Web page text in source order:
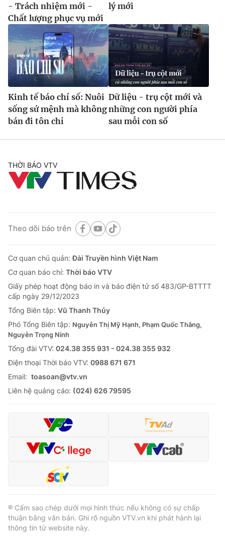
- Trách nhiệm mới -
Chất lượng phục vụ mới
lý mới
Kinh tế báo chí số: Nuôi
sống sứ mệnh mà không
bán đi tôn chỉ
Dữ liệu - trụ cột mới và
những con người phía
sau mỗi con số
THỜI BÁO VTV
Theo dõi báo trên
Cơ quan chủ quản:Đài Truyền hình Việt Nam
Cơ quan báo chí: Thời báo VTV
Giấy phép hoạt động báo in và báo điện tử số 483/GP-BTTTT
cấp ngày 29/12/2023
Tổng Biên tập: Vũ Thanh Thủy
Phó Tổng Biên tập: Nguyễn Thị Mỹ Hạnh, Phạm Quốc Thắng,
Nguyễn Trọng Ninh
Tổng đài VTV: 024.38 355 931 - 024.38 355 932
Ðiện thoại Thời báo VTV: 0988 671 671
Email: toasoan@vtv.vn
Liên hệ quảng cáo: (024) 626 79595
® Cấm sao chép dưới mọi hình thức nếu không có sự chấp
thuận bằng văn bản. Ghi rõ nguồn VTV.vn khi phát hành lại
thông tin từ website này.